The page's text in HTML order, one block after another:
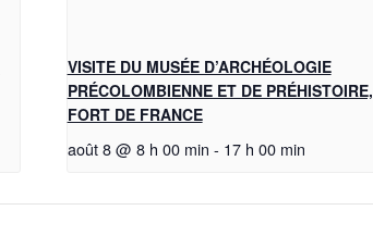
VISITE DU MUSÉE D’ARCHÉOLOGIE
PRÉCOLOMBIENNE ET DE PRÉHISTOIRE,
FORT DE FRANCE
août 8 @ 8 h 00 min - 17 h 00 min